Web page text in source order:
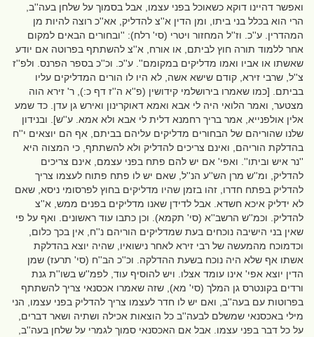
ואפשר דהיינו דוקא כשאוכל בפני עצמו, אבל בסמוך על שלחן בעה''ב,
הרי הוא בכלל בני ביתו, ומן הדין א''צ להדליק, אא''כ רוצה להיות מן
המהדרין. ע''כ. וז''ל המחזור ויטרי (סי' רלח): ''ובחורים הבאים למקום
אחר ללמוד תורה חוץ לביתם, או אורח, א''צ להשתתף בפרוטה אם יודע
שאשתו או אביו ואמו מדליקים במקומם''. ע''כ. וכ''כ בספר הפרנס. ולפ''ז
צ''ל, שרבי זירא, קודם שישא אשה, לא היו לו הורים המדליקים עליו
בביתם. [כמו שאמרו בירושלמי קידושין (פ''א ה''ז דף כ:), ר' זירא הוה
מצטער, ואמר הלואי היה לי אבא ואמא דאוקרינון ואירש גן עדן. כד שמע
אלין אולפנייא, אמר בריך רחמנא דלית לי אבא ולא אמא. ע''ש]. ובנידון
שלנו שהוריהם של הבחורים מדליקים עליהם בביתם, אף הם יוצאים י''ח
בהדלקת הוריהם, ואינם צריכים להדליק ולא להשתתף, כי המצוה היא
''נר איש וביתו''. ואפי' אם יש להם פתח בפני עצמם, אינם צריכים
להדליק, ומ''ש מרן הש''ע הנ''ל, שאם יש לו פתח פתוח לעצמו צריך
להדליק בפתח חדרו, זהו בזמן שהיו מדליקים בחוץ לפרסומי ניסא, שאם
לא ידליק איכא חשדא. אבל לדידן שאנו מדליקים בפנים ממש, א''צ
להדליק. וכמ''ש הרשב''א (סי' תקמא). וכן כתבו עוד ראשונים. ואף על פי
שאין בני הישיבה נוכחים בעת שמדליקים הוריהם נ''ח, אין בכך כלום,
וכדמוכח מהמעשה של רבי זירא לאחר נישואיו, שהיה יוצא בהדלקת
אשתו אף שלא היה נוכח בשעת ההדלקה. וכ''כ הב''ח (סי' תרעז) שמן
הדין יוצא אפי' אינו עומד אצלו. ויש להוסיף עוד, לפמ''ש בשו''ת גנת
ורדים בקונטרס גן המלך (סי' מא), שזה שאמרו אכסנאי צריך להשתתף
בפרוטות עם בעה''ב, ואם יש לו חדר לעצמו צריך להדליק בפני עצמו, הני
מילי באכסנאי שמשלם לבעה''ב כל הוצאות אכילה ושתיה ושאר דברים,
על כל דבר בפני עצמו. אבל אם האכסנאי סמוך לגמרי על שלחן בעה''ב,